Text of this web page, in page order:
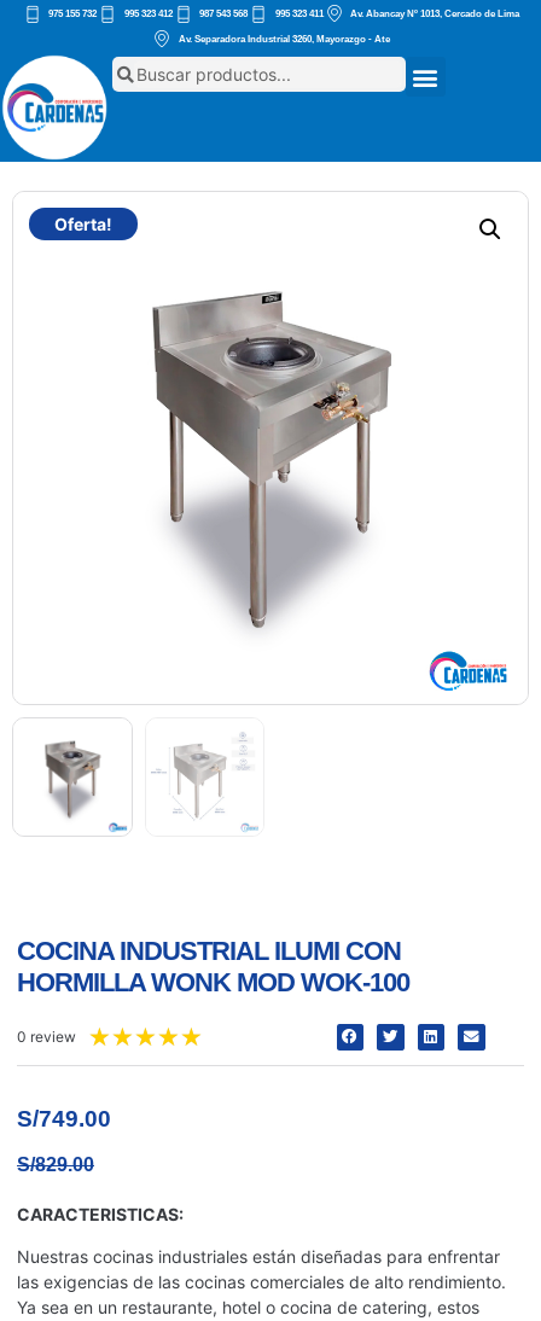
975 155 732 995 323 412 987 543 568 995 323 411 Av. Abancay Nº 1013, Cercado de Lima
Av. Separadora Industrial 3260, Mayorazgo - Ate
Oferta!
COCINA INDUSTRIAL ILUMI CON
HORMILLA WONK MOD WOK-100
0 review ★★★★★
S/749.00
S/829.00
CARACTERISTICAS:
Nuestras cocinas industriales están diseñadas para enfrentar
las exigencias de las cocinas comerciales de alto rendimiento.
Ya sea en un restaurante, hotel o cocina de catering, estos